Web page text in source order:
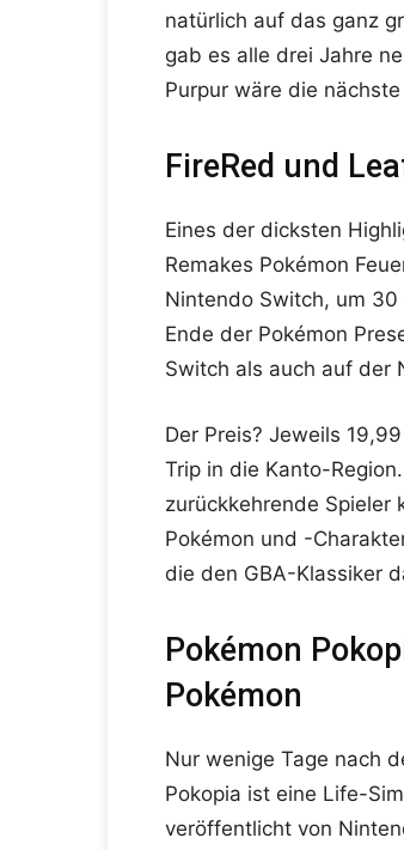
natürlich auf das ganz
gab es alle drei Jahre
Purpur wäre die
FireRed und
Eines der dicksten
Remakes Pokémon
Nintendo Switch, um
Ende der Pokémon
Switch als auch auf der
Der Preis? Jeweils
Trip in die Kanto-
zurückkehrende Spieler
Pokémon und -
die den GBA-Klassiker
Pokémon
Pokémon
Nur wenige Tage nach
Pokopia ist eine Life-
veröffentlicht von